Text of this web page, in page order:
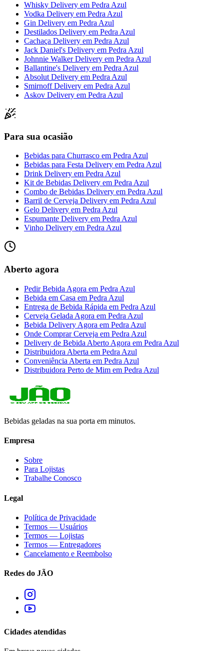
Whisky Delivery em Pedra Azul
Vodka Delivery em Pedra Azul
Gin Delivery em Pedra Azul
Destilados Delivery em Pedra Azul
Cachaça Delivery em Pedra Azul
Jack Daniel's Delivery em Pedra Azul
Johnnie Walker Delivery em Pedra Azul
Ballantine's Delivery em Pedra Azul
Absolut Delivery em Pedra Azul
Smirnoff Delivery em Pedra Azul
Askov Delivery em Pedra Azul
Para sua ocasião
Bebidas para Churrasco em Pedra Azul
Bebidas para Festa Delivery em Pedra Azul
Drink Delivery em Pedra Azul
Kit de Bebidas Delivery em Pedra Azul
Combo de Bebidas Delivery em Pedra Azul
Barril de Cerveja Delivery em Pedra Azul
Gelo Delivery em Pedra Azul
Espumante Delivery em Pedra Azul
Vinho Delivery em Pedra Azul
Aberto agora
Pedir Bebida Agora em Pedra Azul
Bebida em Casa em Pedra Azul
Entrega de Bebida Rápida em Pedra Azul
Cerveja Gelada Agora em Pedra Azul
Bebida Delivery Agora em Pedra Azul
Onde Comprar Cerveja em Pedra Azul
Delivery de Bebida Aberto Agora em Pedra Azul
Distribuidora Aberta em Pedra Azul
Conveniência Aberta em Pedra Azul
Distribuidora Perto de Mim em Pedra Azul
Bebidas geladas na sua porta em minutos.
Empresa
Sobre
Para Lojistas
Trabalhe Conosco
Legal
Política de Privacidade
Termos — Usuários
Termos — Lojistas
Termos — Entregadores
Cancelamento e Reembolso
Redes do JÃO
Cidades atendidas